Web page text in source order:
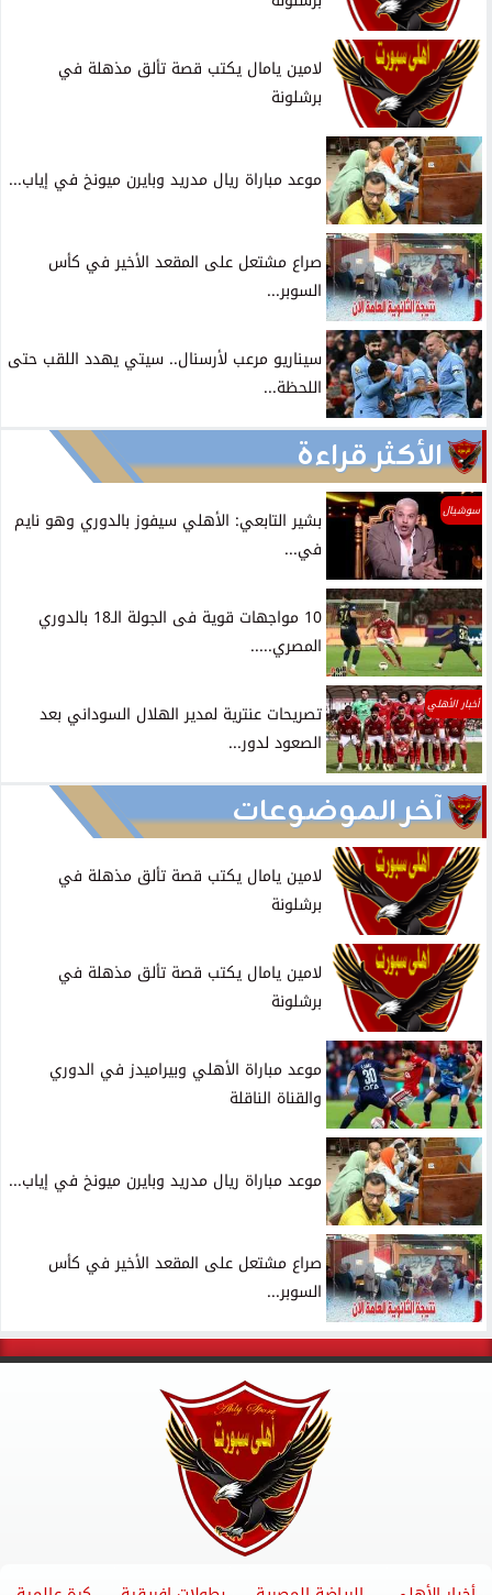
لامين يامال يكتب قصة تألق مذهلة في
برشلونة
موعد مباراة ريال مدريد وبايرن ميونخ في إياب...
صراع مشتعل على المقعد الأخير في كأس
السوبر...
سيناريو مرعب لأرسنال.. سيتي يهدد اللقب حتى
اللحظة...
الأكثر قراءة
سوشيال
بشير التابعي: الأهلي سيفوز بالدوري وهو نايم
في...
10 مواجهات قوية فى الجولة الـ18 بالدوري
المصري.....
أخبار الأهلي
تصريحات عنترية لمدير الهلال السوداني بعد
الصعود لدور...
آخر الموضوعات
لامين يامال يكتب قصة تألق مذهلة في
برشلونة
لامين يامال يكتب قصة تألق مذهلة في
برشلونة
موعد مباراة الأهلي وبيراميدز في الدوري
والقناة الناقلة
موعد مباراة ريال مدريد وبايرن ميونخ في إياب...
صراع مشتعل على المقعد الأخير في كأس
السوبر...